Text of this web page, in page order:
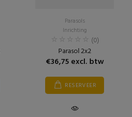
Parasols
Inrichting
(0)
Parasol 2x2
€36,75 excl. btw
RESERVEER